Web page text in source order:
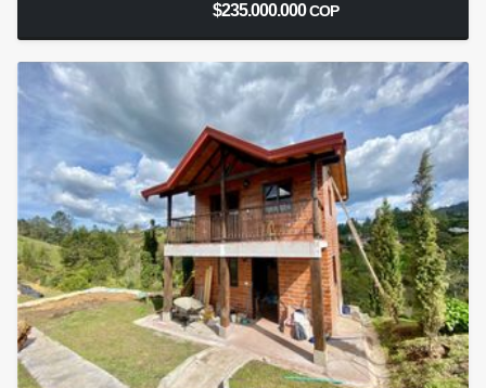
$235.000.000COP